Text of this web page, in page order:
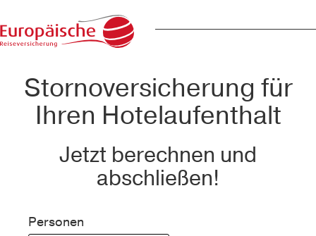
Stornoversicherung für
Ihren Hotelaufenthalt
Jetzt berechnen und
abschließen!
Personen